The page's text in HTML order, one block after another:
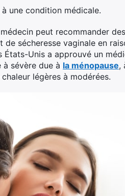
une condition médicale.
peut recommander
sécheresse vaginale en
Unis a approuvé un
sévère due à la ménopause,
légères à modérées.